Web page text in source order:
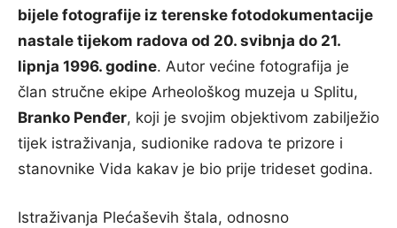
bijele fotografije iz terenske fotodokumentacije
nastale tijekom radova od 20. svibnja do 21.
lipnja 1996. godine. Autor većine fotografija je
član stručne ekipe Arheološkog muzeja u Splitu,
Branko Penđer, koji je svojim objektivom zabilježio
tijek istraživanja, sudionike radova te prizore i
stanovnike Vida kakav je bio prije trideset godina.
Istraživanja Plećaševih štala, odnosno